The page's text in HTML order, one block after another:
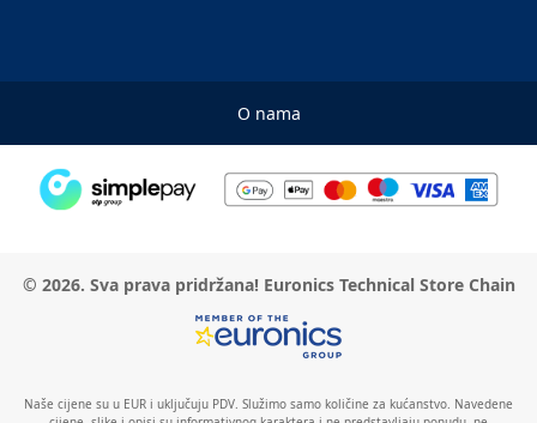
O nama
© 2026. Sva prava pridržana! Euronics Technical Store Chain
Naše cijene su u EUR i uključuju PDV. Služimo samo količine za kućanstvo. Navedene